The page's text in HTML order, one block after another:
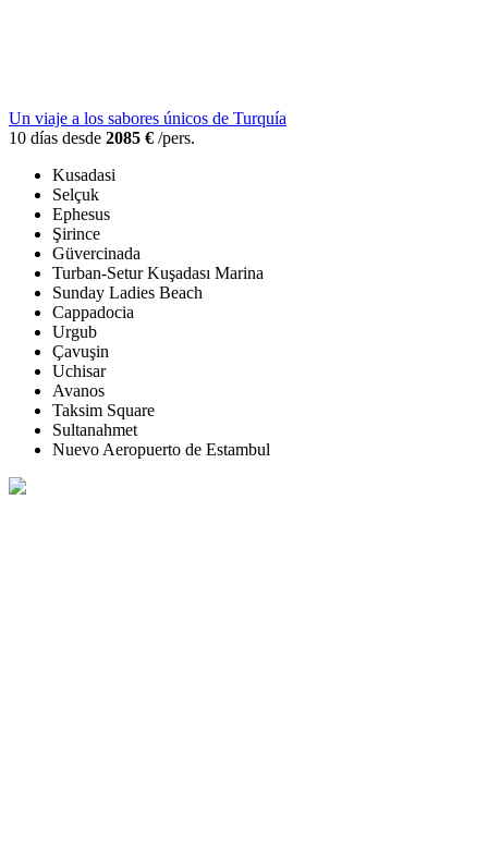
Un viaje a los sabores únicos de Turquía
10 días desde 2085 € /pers.
Kusadasi
Selçuk
Ephesus
Şirince
Güvercinada
Turban-Setur Kuşadası Marina
Sunday Ladies Beach
Cappadocia
Urgub
Çavuşin
Uchisar
Avanos
Taksim Square
Sultanahmet
Nuevo Aeropuerto de Estambul